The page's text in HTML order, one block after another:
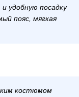
удобную посадку
пояс, мягкая
костюмом